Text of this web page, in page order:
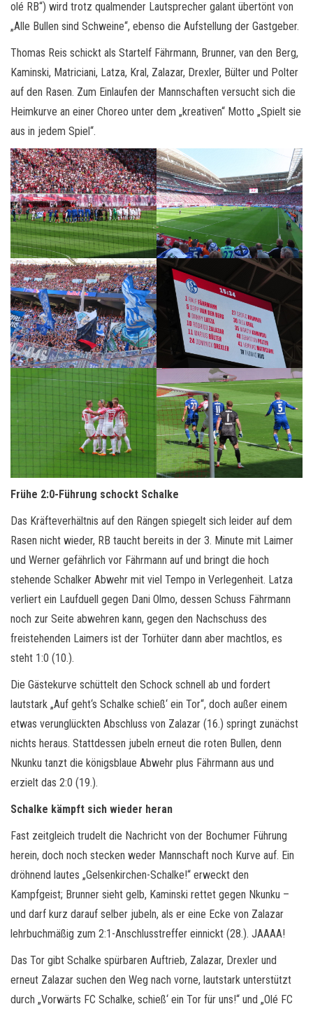
olé RB“) wird trotz qualmender Lautsprecher galant übertönt von
„Alle Bullen sind Schweine“, ebenso die Aufstellung der Gastgeber.
Thomas Reis schickt als Startelf Fährmann, Brunner, van den Berg,
Kaminski, Matriciani, Latza, Kral, Zalazar, Drexler, Bülter und Polter
auf den Rasen. Zum Einlaufen der Mannschaften versucht sich die
Heimkurve an einer Choreo unter dem „kreativen“ Motto „Spielt sie
aus in jedem Spiel“.
Frühe 2:0-Führung schockt Schalke
Das Kräfteverhältnis auf den Rängen spiegelt sich leider auf dem
Rasen nicht wieder, RB taucht bereits in der 3. Minute mit Laimer
und Werner gefährlich vor Fährmann auf und bringt die hoch
stehende Schalker Abwehr mit viel Tempo in Verlegenheit. Latza
verliert ein Laufduell gegen Dani Olmo, dessen Schuss Fährmann
noch zur Seite abwehren kann, gegen den Nachschuss des
freistehenden Laimers ist der Torhüter dann aber machtlos, es
steht 1:0 (10.).
Die Gästekurve schüttelt den Schock schnell ab und fordert
lautstark „Auf geht‘s Schalke schieß‘ ein Tor“, doch außer einem
etwas verunglückten Abschluss von Zalazar (16.) springt zunächst
nichts heraus. Stattdessen jubeln erneut die roten Bullen, denn
Nkunku tanzt die königsblaue Abwehr plus Fährmann aus und
erzielt das 2:0 (19.).
Schalke kämpft sich wieder heran
Fast zeitgleich trudelt die Nachricht von der Bochumer Führung
herein, doch noch stecken weder Mannschaft noch Kurve auf. Ein
dröhnend lautes „Gelsenkirchen-Schalke!“ erweckt den
Kampfgeist; Brunner sieht gelb, Kaminski rettet gegen Nkunku –
und darf kurz darauf selber jubeln, als er eine Ecke von Zalazar
lehrbuchmäßig zum 2:1-Anschlusstreffer einnickt (28.). JAAAA!
Das Tor gibt Schalke spürbaren Auftrieb, Zalazar, Drexler und
erneut Zalazar suchen den Weg nach vorne, lautstark unterstützt
durch „Vorwärts FC Schalke, schieß‘ ein Tor für uns!“ und „Olé FC